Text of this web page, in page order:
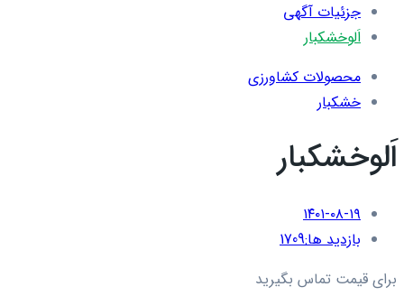
جزئیات آگهی
اَلوخشکبار
محصولات کشاورزی
خشکبار
اَلوخشکبار
۱۴۰۱-۰۸-۱۹
بازدید ها:1709
برای قیمت تماس بگیرید